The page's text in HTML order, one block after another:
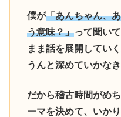
僕が「あんちゃん、
う意味？」って聞い
まま話を展開してい
うんと深めていかな
だから稽古時間がめ
ーマを決めて、いか